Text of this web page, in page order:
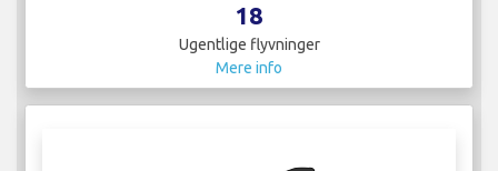
18
Ugentlige flyvninger
Mere info